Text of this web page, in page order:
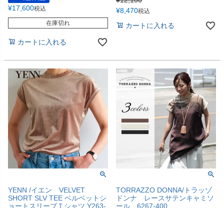
¥17,600税込
在庫切れ
カートに入れる
¥8,470税込
カートに入れる
YENN /イエン VELVET
SHORT SLV TEE ベルベットシ
ョートスリーブＴシャツ Y263-
TORRAZZO DONNA/トラッゾ
ドンナ レースサテンキャミソ
ール 6267-400